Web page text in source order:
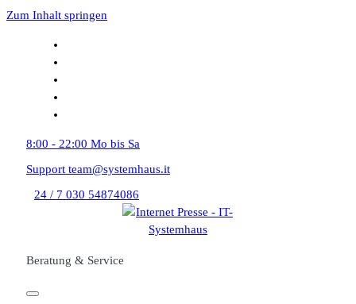
Zum Inhalt springen
8:00 - 22:00 Mo bis Sa
Support team@systemhaus.it
24 / 7 030 54874086
Beratung & Service